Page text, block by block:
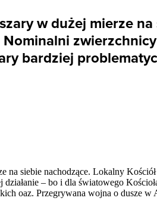
w dużej mierze
bardziej
na siebie nachodzące. Lokalny
– bo i dla światowego
oaz. Przegrywana wojna o dusze